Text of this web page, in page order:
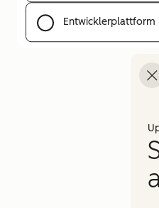
Menü öffnen
Entwicklerplattform